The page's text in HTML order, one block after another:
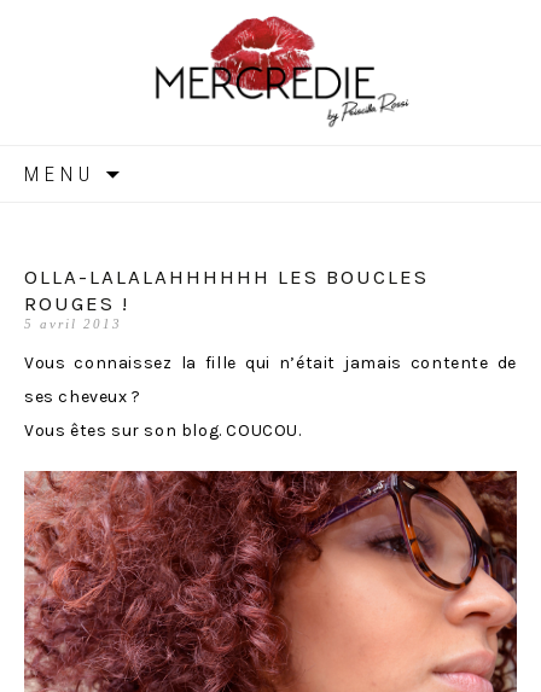
MERCREDIE
MENU
OLLA-LALALAHHHHHH LES BOUCLES
ROUGES !
5 avril 2013
Vous connaissez la fille qui n’était jamais contente de
ses cheveux ?
Vous êtes sur son blog. COUCOU.